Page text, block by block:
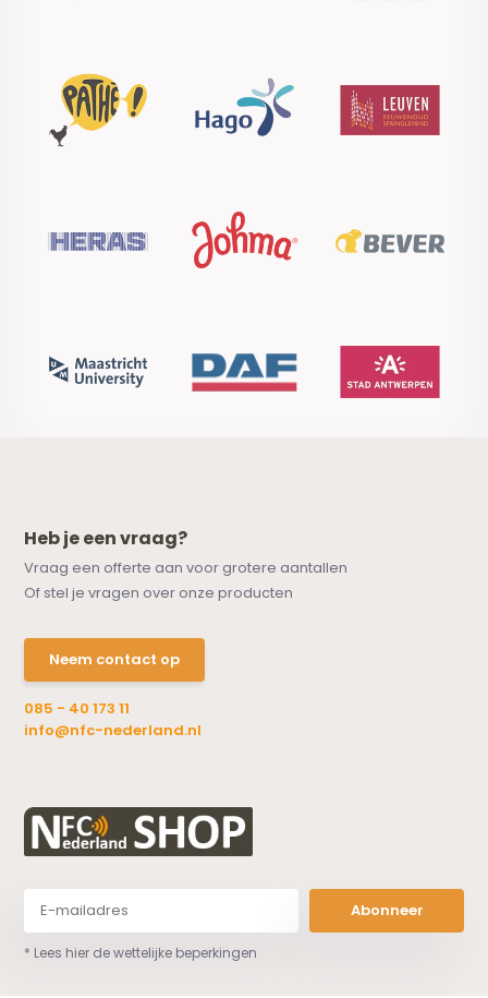
Heb je een vraag?
Vraag een offerte aan voor grotere aantallen
Of stel je vragen over onze producten
Neem contact op
085 - 40 173 11
info@nfc-nederland.nl
Abonneer
* Lees hier de wettelijke beperkingen